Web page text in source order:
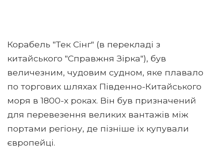
Корабель "Тек Сінг" (в перекладі з
китайського "Справжня Зірка"), був
величезним, чудовим судном, яке плавало
по торгових шляхах Південно-Китайського
моря в 1800-х роках. Він був призначений
для перевезення великих вантажів між
портами регіону, де пізніше їх купували
європейці.